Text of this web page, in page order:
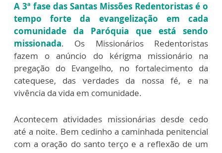
A 3ª fase das Santas Missões Redentoristas é o
tempo forte da evangelização em cada
comunidade da Paróquia que está sendo
missionada. Os Missionários Redentoristas
fazem o anúncio do kérigma missionário na
pregação do Evangelho, no fortalecimento da
catequese, das verdades da nossa fé, e na
vivência da vida em comunidade.
Acontecem atividades missionárias desde cedo
até a noite. Bem cedinho a caminhada penitencial
com a oração do santo terço e a reflexão de um